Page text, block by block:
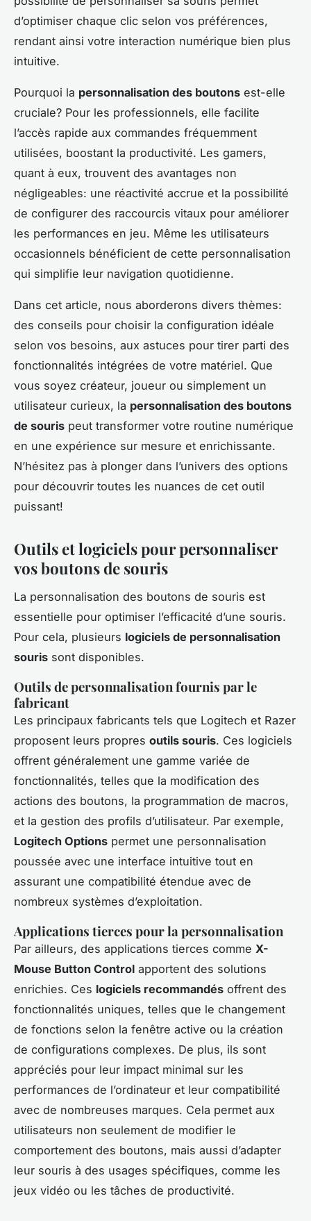
d’optimiser chaque clic selon vos préférences,
rendant ainsi votre interaction numérique bien plus
intuitive.
Pourquoi la personnalisation des boutons est-elle
cruciale? Pour les professionnels, elle facilite
l’accès rapide aux commandes fréquemment
utilisées, boostant la productivité. Les gamers,
quant à eux, trouvent des avantages non
négligeables: une réactivité accrue et la possibilité
de configurer des raccourcis vitaux pour améliorer
les performances en jeu. Même les utilisateurs
occasionnels bénéficient de cette personnalisation
qui simplifie leur navigation quotidienne.
Dans cet article, nous aborderons divers thèmes:
des conseils pour choisir la configuration idéale
selon vos besoins, aux astuces pour tirer parti des
fonctionnalités intégrées de votre matériel. Que
vous soyez créateur, joueur ou simplement un
utilisateur curieux, la personnalisation des boutons
de souris peut transformer votre routine numérique
en une expérience sur mesure et enrichissante.
N’hésitez pas à plonger dans l’univers des options
pour découvrir toutes les nuances de cet outil
puissant!
Outils et logiciels pour personnaliser
vos boutons de souris
La personnalisation des boutons de souris est
essentielle pour optimiser l’efficacité d’une souris.
Pour cela, plusieurs logiciels de personnalisation
souris sont disponibles.
Outils de personnalisation fournis par le
fabricant
Les principaux fabricants tels que Logitech et Razer
proposent leurs propres outils souris. Ces logiciels
offrent généralement une gamme variée de
fonctionnalités, telles que la modification des
actions des boutons, la programmation de macros,
et la gestion des profils d’utilisateur. Par exemple,
Logitech Options permet une personnalisation
poussée avec une interface intuitive tout en
assurant une compatibilité étendue avec de
nombreux systèmes d’exploitation.
Applications tierces pour la personnalisation
Par ailleurs, des applications tierces comme X-
Mouse Button Control apportent des solutions
enrichies. Ces logiciels recommandés offrent des
fonctionnalités uniques, telles que le changement
de fonctions selon la fenêtre active ou la création
de configurations complexes. De plus, ils sont
appréciés pour leur impact minimal sur les
performances de l’ordinateur et leur compatibilité
avec de nombreuses marques. Cela permet aux
utilisateurs non seulement de modifier le
comportement des boutons, mais aussi d’adapter
leur souris à des usages spécifiques, comme les
jeux vidéo ou les tâches de productivité.